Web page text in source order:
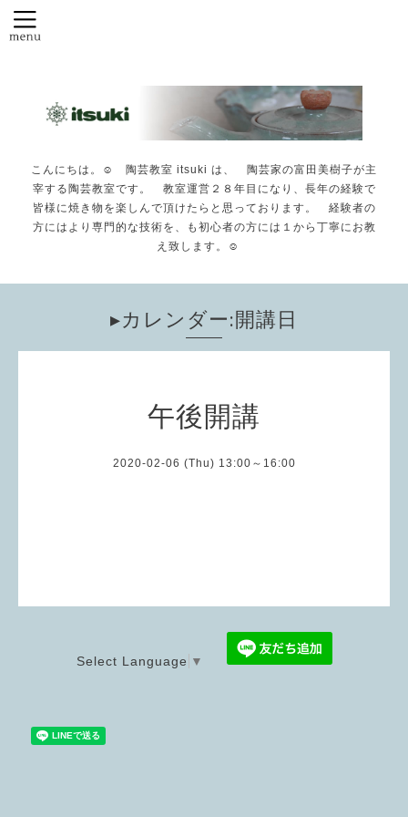
こんにちは。☺️ 陶芸教室 itsuki は、 陶芸家の富田美樹子が主
宰する陶芸教室です。 教室運営２８年目になり、長年の経験で
皆様に焼き物を楽しんで頂けたらと思っております。 経験者の
方にはより専門的な技術を、も初心者の方には１から丁寧にお教
え致します。☺️
▸カレンダー:開講日
午後開講
2020-02-06 (Thu) 13:00～16:00
Select Language ▼